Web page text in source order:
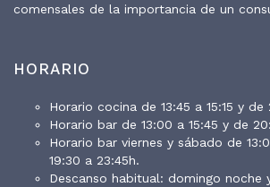
comensales de la importancia de un
HORARIO
Horario cocina de 13:45 a 15:15 y de
Horario bar de 13:00 a 15:45 y de
Horario bar viernes y sábado de
19:30 a 23:45h.
Descanso habitual: domingo noche